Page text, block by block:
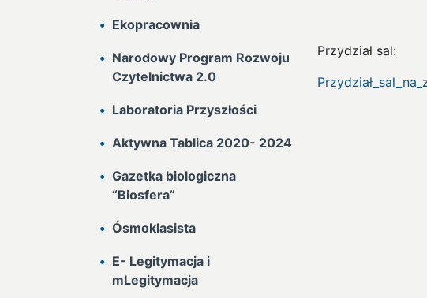
Ekopracownia
Narodowy Program Rozwoju
Czytelnictwa 2.0
Laboratoria Przyszłości
Aktywna Tablica 2020- 2024
Gazetka biologiczna
“Biosfera”
Ósmoklasista
E- Legitymacja i
mLegitymacja
Przydział sal: